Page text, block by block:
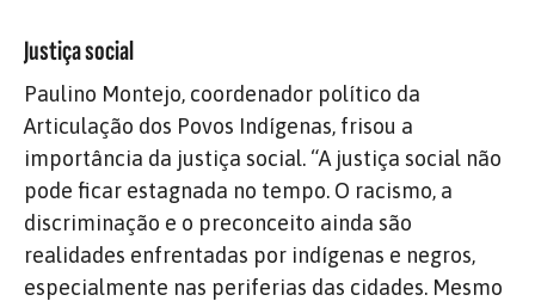
Justiça social
Paulino Montejo, coordenador político da
Articulação dos Povos Indígenas, frisou a
importância da justiça social. “A justiça social não
pode ficar estagnada no tempo. O racismo, a
discriminação e o preconceito ainda são
realidades enfrentadas por indígenas e negros,
especialmente nas periferias das cidades. Mesmo